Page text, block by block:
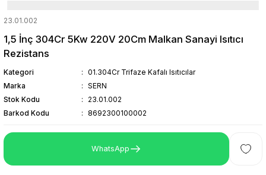
23.01.002
1,5 İnç 304Cr 5Kw 220V 20Cm Malkan Sanayi Isıtıcı
Rezistans
Kategori
01.304Cr Trifaze Kafalı Isıtıcılar
Marka
SERN
Stok Kodu
23.01.002
Barkod Kodu
8692300100002
WhatsApp